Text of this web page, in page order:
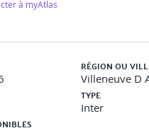
(occupation en temps réel),
et du Machine Learning :
à myAtlas
RÉGION OU
Villeneuve D
TYPE
Inter